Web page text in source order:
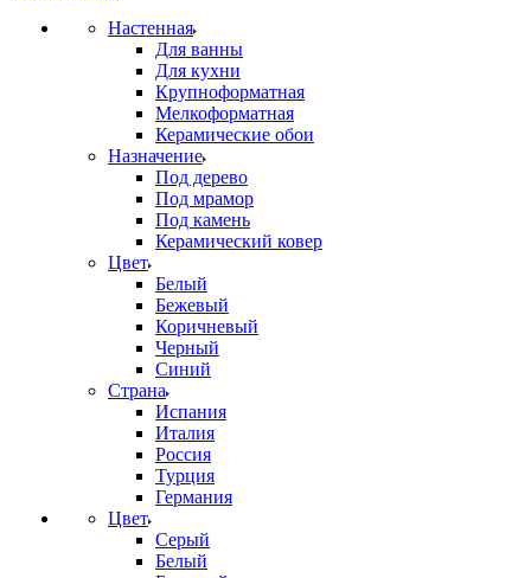
Настенная
Для ванны
Для кухни
Крупноформатная
Мелкоформатная
Керамические обои
Назначение
Под дерево
Под мрамор
Под камень
Керамический ковер
Цвет
Белый
Бежевый
Коричневый
Черный
Синий
Страна
Испания
Италия
Россия
Турция
Германия
Цвет
Серый
Белый